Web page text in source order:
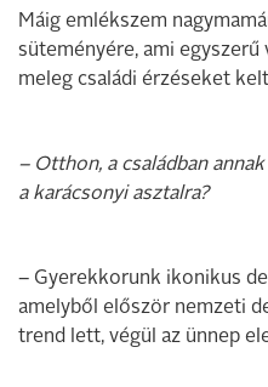
Máig emlékszem
süteményére, ami
meleg családi érzéseket
– Otthon, a családban
a karácsonyi asztalra?
– Gyerekkorunk ikonikus
amelyből először nemzeti
trend lett, végül az ünnep